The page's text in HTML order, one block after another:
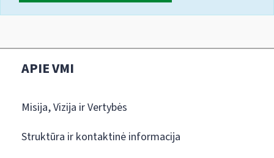
APIE VMI
Misija, Vizija ir Vertybės
Struktūra ir kontaktinė informacija